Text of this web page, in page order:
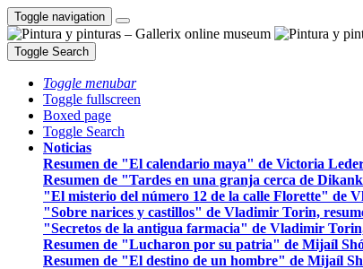
Toggle navigation
Toggle Search
Toggle menubar
Toggle fullscreen
Boxed page
Toggle Search
Noticias
Resumen de "El calendario maya" de Victoria
Resumen de "Tardes en una granja cerca de
"El misterio del número 12 de la calle Florette" de
"Sobre narices y castillos" de Vladimir Torin,
"Secretos de la antigua farmacia" de Vladimir
Resumen de "Lucharon por su patria" de Mijaíl
Resumen de "El destino de un hombre" de Mijaíl